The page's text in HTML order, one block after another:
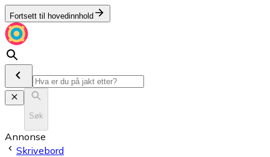
Fortsett til hovedinnhold
Søk
Annonse
Skrivebord